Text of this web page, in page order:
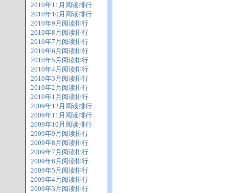
2010年11月阅读排行
2010年10月阅读排行
2010年9月阅读排行
2010年8月阅读排行
2010年7月阅读排行
2010年6月阅读排行
2010年5月阅读排行
2010年4月阅读排行
2010年3月阅读排行
2010年2月阅读排行
2010年1月阅读排行
2009年12月阅读排行
2009年11月阅读排行
2009年10月阅读排行
2009年9月阅读排行
2009年8月阅读排行
2009年7月阅读排行
2009年6月阅读排行
2009年5月阅读排行
2009年4月阅读排行
2009年3月阅读排行